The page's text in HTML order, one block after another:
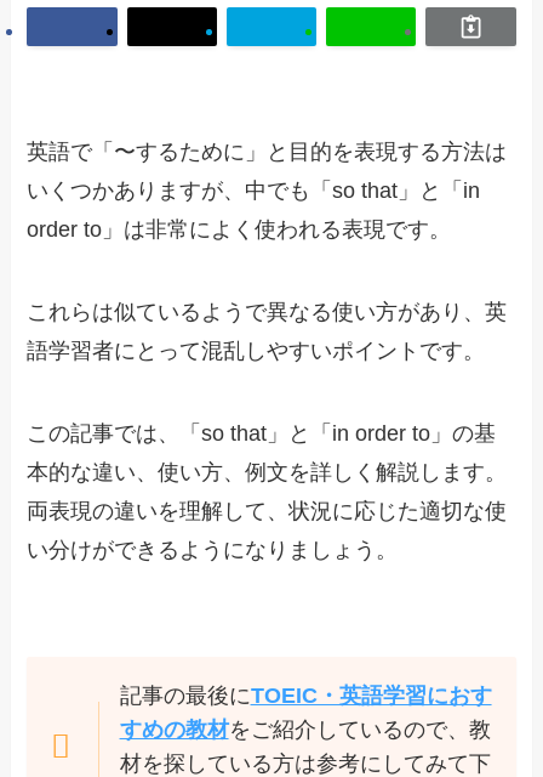
英語で「〜するために」と目的を表現する方法は
いくつかありますが、中でも「so that」と「in
order to」は非常によく使われる表現です。
これらは似ているようで異なる使い方があり、英
語学習者にとって混乱しやすいポイントです。
この記事では、「so that」と「in order to」の基
本的な違い、使い方、例文を詳しく解説します。
両表現の違いを理解して、状況に応じた適切な使
い分けができるようになりましょう。
記事の最後にTOEIC・英語学習におす
すめの教材をご紹介しているので、教
材を探している方は参考にしてみて下